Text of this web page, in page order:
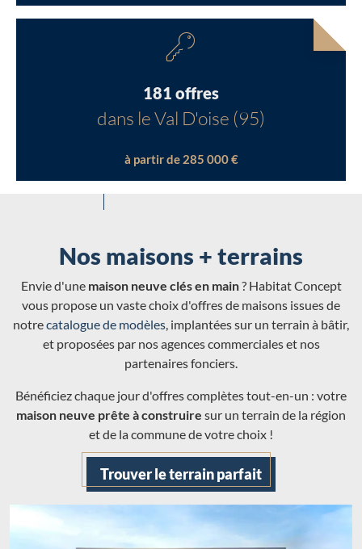
181 offres
dans le Val D'oise (95)
à partir de 285 000 €
Nos maisons + terrains
Envie d'une maison neuve clés en main? Habitat Concept
vous propose un vaste choix d'offres de maisons issues de
notrecatalogue de modèles, implantées sur un terrain à bâtir,
et proposées par nos agences commerciales et nos
partenaires fonciers.
Bénéficiez chaque jour d'offres complètes tout-en-un : votre
maison neuve prête à construire sur un terrain de la région
et de la commune de votre choix !
Trouver le terrain parfait